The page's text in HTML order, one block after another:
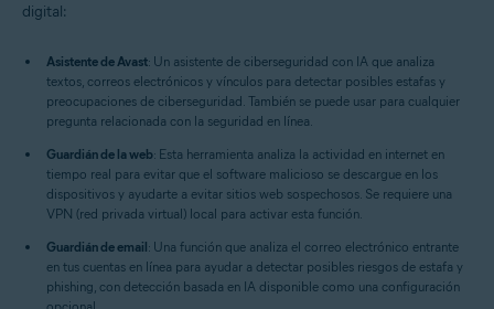
digital:
Asistente de Avast: Un asistente de ciberseguridad con IA que analiza
textos, correos electrónicos y vínculos para detectar posibles estafas y
preocupaciones de ciberseguridad. También se puede usar para cualquier
pregunta relacionada con la seguridad en línea.
Guardián de la web: Esta herramienta analiza la actividad en internet en
tiempo real para evitar que el software malicioso se descargue en los
dispositivos y ayudarte a evitar sitios web sospechosos. Se requiere una
VPN (red privada virtual) local para activar esta función.
Guardián de email: Una función que analiza el correo electrónico entrante
en tus cuentas en línea para ayudar a detectar posibles riesgos de estafa y
phishing, con detección basada en IA disponible como una configuración